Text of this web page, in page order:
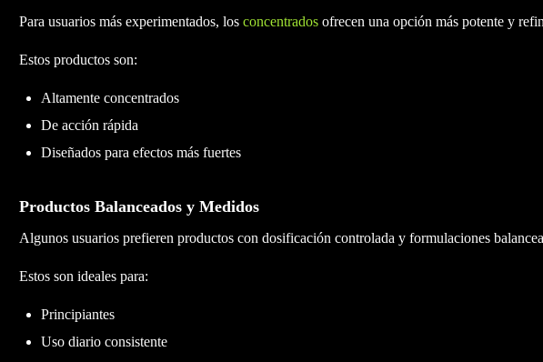
Para usuarios más experimentados, los concentrados ofrecen una opción más potente y
Estos productos son:
Altamente concentrados
De acción rápida
Diseñados para efectos más fuertes
Productos Balanceados y Medidos
Algunos usuarios prefieren productos con dosificación controlada y formulaciones
Estos son ideales para:
Principiantes
Uso diario consistente